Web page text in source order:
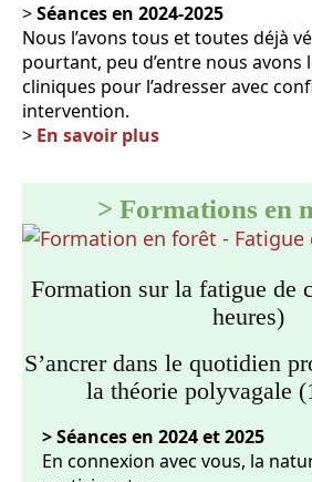
>Séances en 2024-2025
Nous l’avons tous et toutes déjà
pourtant, peu d’entre nous avons
cliniques pour l’adresser avec
intervention.
> En savoir plus
> Formations en
Formation sur la fatigue de
heures)
S’ancrer dans le quotidien
la théorie polyvagale
> Séances en 2024 et 2025
En connexion avec vous, la